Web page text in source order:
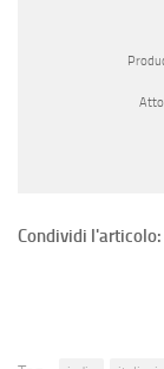
Condividi l'articolo: